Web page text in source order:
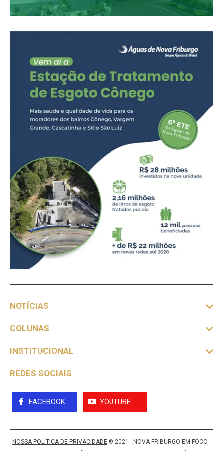
NOTÍCIAS
COLUNAS
INSTITUCIONAL
REDES SOCIAIS
FACEBOOK YOUTUBE
NOSSA POLÍTICA DE PRIVACIDADE © 2021 - NOVA FRIBURGO EM FOCO -